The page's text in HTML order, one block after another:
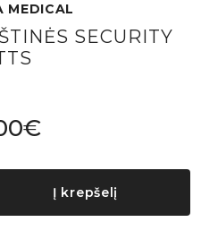
MEDICAL
SECURITY
Į krepšelį